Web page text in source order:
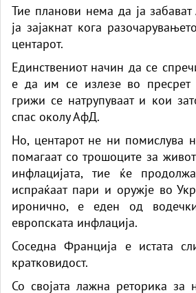
Тие планови нема да ја
ја зајакнат кога
центарот.
Единствениот начин да се
е да им се излезе во пресрет
грижи се натрупуваат и кои
спас околу АфД.
Но, центарот не ни помислува
помагаат со трошоците за
инфлацијата, тие ќе
испраќаат пари и оружје во
иронично, е еден од
европската инфлација.
Соседна Франција е истата
кратковидост.
Со својата лажна реторика за